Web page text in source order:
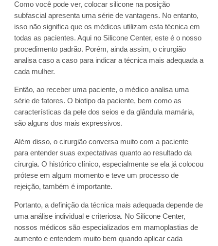
Como você pode ver, colocar silicone na posição
subfascial apresenta uma série de vantagens. No entanto,
isso não significa que os médicos utilizam esta técnica em
todas as pacientes. Aqui no Silicone Center, este é o nosso
procedimento padrão. Porém, ainda assim, o cirurgião
analisa caso a caso para indicar a técnica mais adequada a
cada mulher.
Então, ao receber uma paciente, o médico analisa uma
série de fatores. O biotipo da paciente, bem como as
características da pele dos seios e da glândula mamária,
são alguns dos mais expressivos.
Além disso, o cirurgião conversa muito com a paciente
para entender suas expectativas quanto ao resultado da
cirurgia. O histórico clínico, especialmente se ela já colocou
prótese em algum momento e teve um processo de
rejeição, também é importante.
Portanto, a definição da técnica mais adequada depende de
uma análise individual e criteriosa. No Silicone Center,
nossos médicos são especializados em mamoplastias de
aumento e entendem muito bem quando aplicar cada